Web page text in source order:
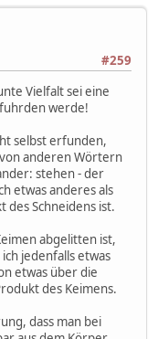
#259
Vielfalt sei eine
werde!
selbst erfunden,
anderen Wörtern
stehen - der
etwas anderes als
des Schneidens ist.
abgelitten ist,
jedenfalls etwas
etwas über die
des Keimens.
dass man bei